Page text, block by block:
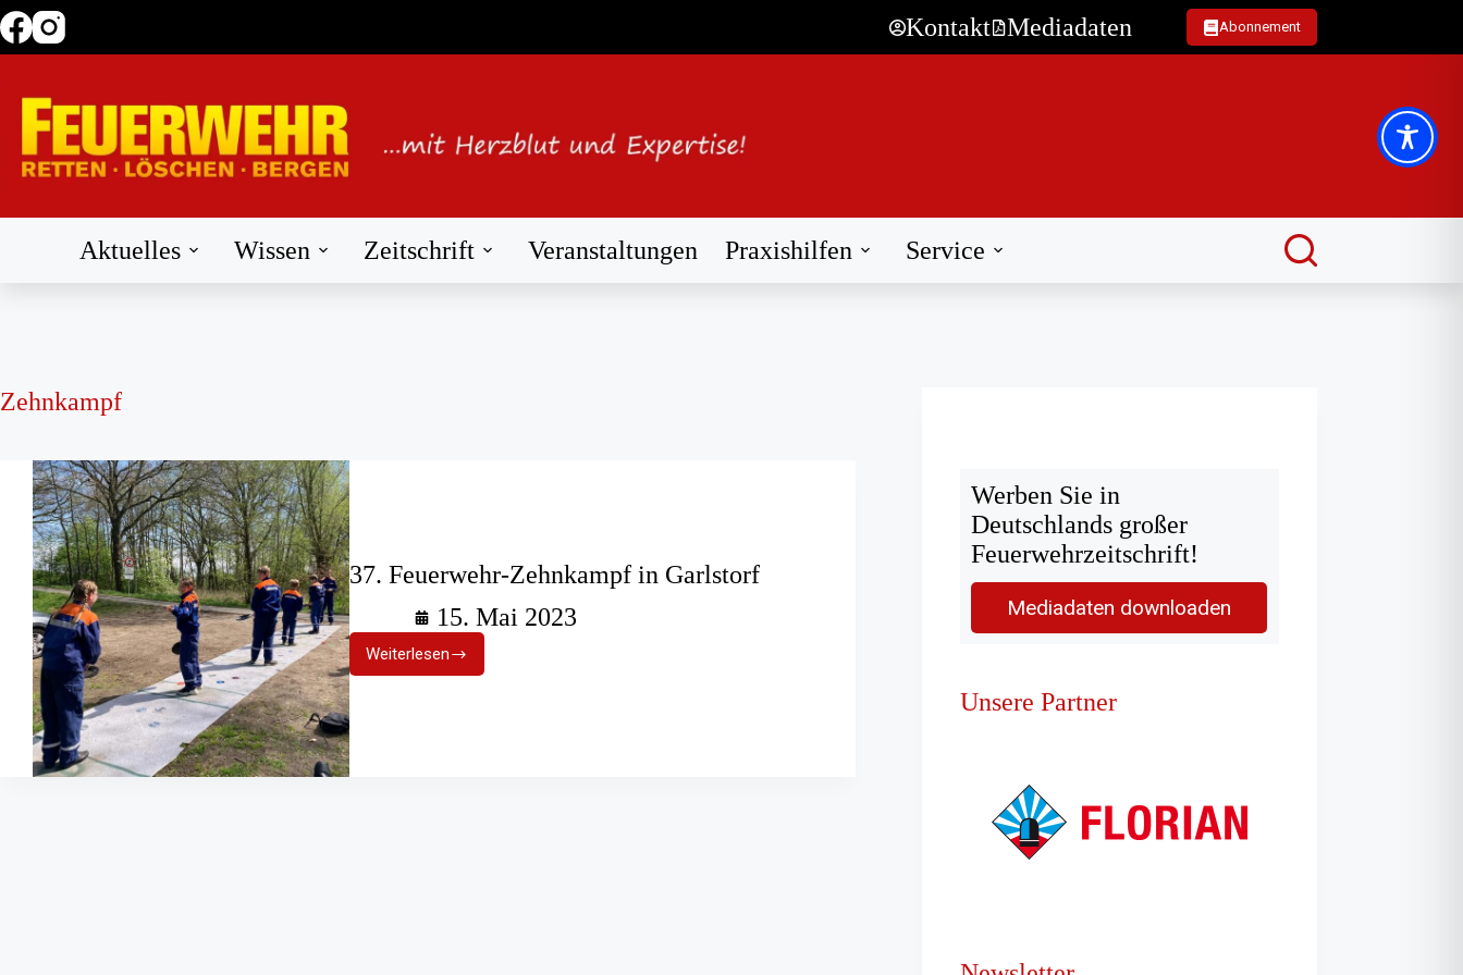
Zum
Inhalt
Kontakt Mediadaten Abonnement
Aktuelles Wissen Zeitschrift Veranstaltungen Praxishilfen Service
Zehnkampf
37. Feuerwehr-Zehnkampf in Garlstorf
15. Mai 2023
Weiterlesen
37.
Feuerwehr-
Werben Sie in
Deutschlands großer
Feuerwehrzeitschrift!
Mediadaten downloaden
Unsere Partner